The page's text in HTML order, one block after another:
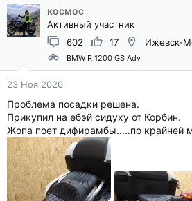
космос
Активный участник
602
17 Ижевск-
BMW R 1200 GS Adv
23 Ноя 2020
Проблема посадки решена.
Прикупил на ебэй сидуху от Корбин.
Жопа поет дифирамбы.....по крайней